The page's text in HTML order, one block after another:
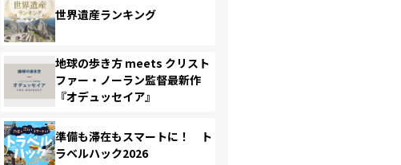
世界遺産ランキング
地球の歩き方 meets クリスト
ファー・ノーラン監督最新作
『オデュッセイア』
準備も滞在もスマートに！ ト
ラベルハック2026